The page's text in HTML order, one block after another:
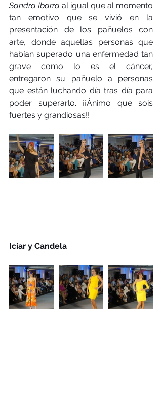
Sandra Ibarra al igual que al momento
tan emotivo que se vivió en la
presentación de los pañuelos con
arte, donde aquellas personas que
habían superado una enfermedad tan
grave como lo es el cáncer,
entregaron su pañuelo a personas
que están luchando día tras día para
poder superarlo. ¡¡Ánimo que sois
fuertes y grandiosas!!
Iciar y Candela